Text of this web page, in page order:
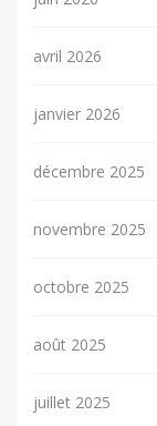
avril 2026
janvier 2026
décembre 2025
novembre 2025
octobre 2025
août 2025
juillet 2025